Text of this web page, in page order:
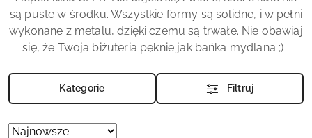
są puste w środku. Wszystkie formy są solidne, i w pełni
wykonane z metalu, dzięki czemu są trwałe. Nie obawiaj
się, że Twoja biżuteria pęknie jak bańka mydlana ;)
Kategorie Filtruj
Zastosowano
Sortuj